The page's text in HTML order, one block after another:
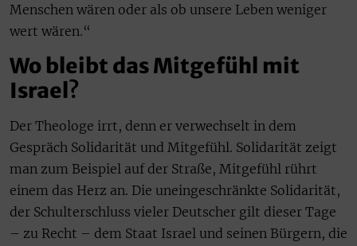
Menschen wären oder als ob unsere Leben weniger
wert wären.“
Wo bleibt das Mitgefühl mit
Israel ?
Der Theologe irrt, denn er verwechselt in dem
Gespräch Solidarität und Mitgefühl. Solidarität zeigt
man zum Beispiel auf der Straße, Mitgefühl rührt
einem das Herz an. Die uneingeschränkte Solidarität,
der Schulterschluss vieler Deutscher gilt dieser Tage
– zu Recht – dem Staat Israel und seinen Bürgern, die